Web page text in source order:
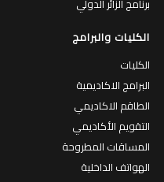
برنامج الزائر الدولي
الكليات والبرامج
الكليات
البرامج الاكاديمية
الطاقم الاكاديمي
التقويم الأكاديمي
المساقات المطروحة
الهواتف الداخلية